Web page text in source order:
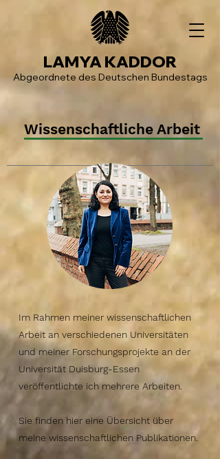
LAMYA KADDOR
Abgeordnete des Deutschen Bundestags
Wissenschaftliche Arbeit
Im Rahmen meiner wissenschaftlichen
Arbeit an verschiedenen Universitäten
und meiner Forschungsprojekte an der
Universität Duisburg-Essen
veröffentlichte ich mehrere Arbeiten.
Sie finden hier eine Übersicht über
meine wissenschaftlichen Publikationen.